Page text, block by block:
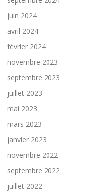
juin 2024
avril 2024
février 2024
novembre 2023
septembre 2023
juillet 2023
mai 2023
mars 2023
janvier 2023
novembre 2022
septembre 2022
juillet 2022